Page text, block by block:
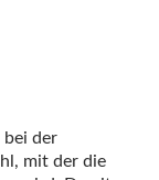
bei der
mit der die